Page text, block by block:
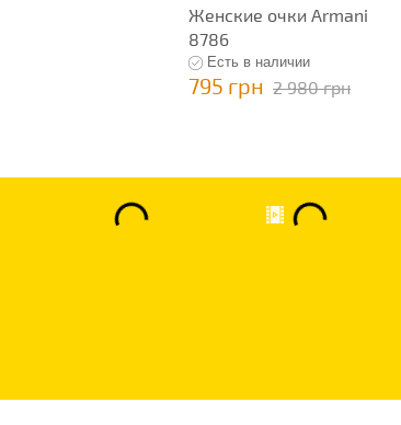
Женские очки Armani
8786
Есть в наличии
795 грн 2 980 грн